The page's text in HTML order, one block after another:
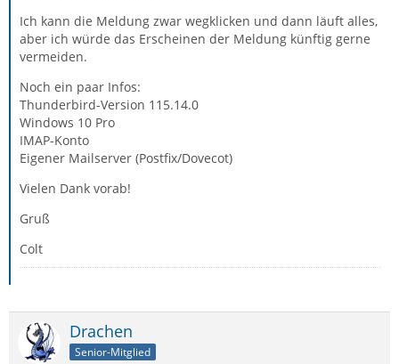
Ich kann die Meldung zwar wegklicken und dann läuft alles,
aber ich würde das Erscheinen der Meldung künftig gerne
vermeiden.
Noch ein paar Infos:
Thunderbird-Version 115.14.0
Windows 10 Pro
IMAP-Konto
Eigener Mailserver (Postfix/Dovecot)
Vielen Dank vorab!
Gruß
Colt
Drachen
Senior-Mitglied